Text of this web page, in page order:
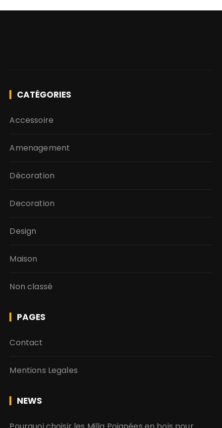
CATÉGORIES
Accessoire
Amenagement
Décoration
Decoration
Design
Maison
Non classé
PAGES
Contact
Mentions Legales
NEWS